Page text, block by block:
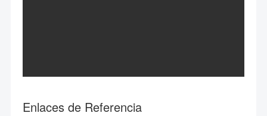
Enlaces de Referencia